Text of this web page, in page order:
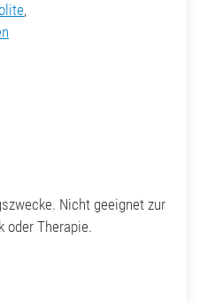
,
Nicht geeignet zur
oder Therapie.